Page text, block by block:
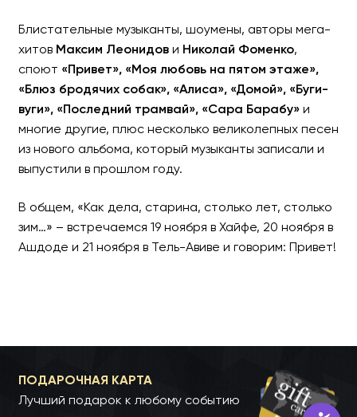
Блистательные музыканты, шоумены, авторы мега-
хитов Максим Леонидови Николай Фоменко,
споют «Привет», «Моя любовь на пятом этаже»,
«Блюз бродячих собак», «Алиса», «Домой», «Буги-
вуги», «Последний трамвай», «Сара Барабу»и
многие другие, плюс несколько великолепных песен
из нового альбома, который музыканты записали и
выпустили в прошлом году.
В общем, «Как дела, старина, столько лет, столько
зим…» – встречаемся 19 ноября в Хайфе, 20 ноября в
Ашдоде и 21 ноября в Тель-Авиве и говорим: Привет!
ПОДАРОЧНАЯ КАРТА
Лучший подарок к любому событию